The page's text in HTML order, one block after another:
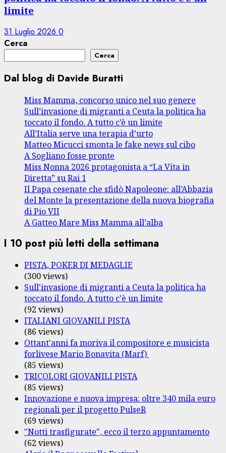
limite
31 Luglio 2026 0
Cerca
Cerca
Dal blog di Davide Buratti
Miss Mamma, concorso unico nel suo genere
Sull’invasione di migranti a Ceuta la politica ha
toccato il fondo. A tutto c’è un limite
All’Italia serve una terapia d’urto
Matteo Micucci smonta le fake news sul cibo
A Sogliano fosse pronte
Miss Nonna 2026 protagonista a “La Vita in
Diretta” su Rai 1
Il Papa cesenate che sfidò Napoleone: all’Abbazia
del Monte la presentazione della nuova biografia
di Pio VII
A Gatteo Mare Miss Mamma all’alba
I 10 post più letti della settimana
PISTA, POKER DI MEDAGLIE
(300 views)
Sull'invasione di migranti a Ceuta la politica ha
toccato il fondo. A tutto c'è un limite
(92 views)
ITALIANI GIOVANILI PISTA
(86 views)
Ottant'anni fa moriva il compositore e musicista
forlivese Mario Bonavita (Marf)
(85 views)
TRICOLORI GIOVANILI PISTA
(85 views)
Innovazione e nuova impresa: oltre 340 mila euro
regionali per il progetto PulseR
(69 views)
"Notti trasfigurate", ecco il terzo appuntamento
(62 views)